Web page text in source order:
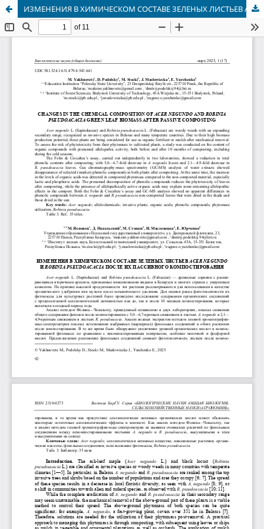
ИЗМЕНЕНИЯ В ХИМИЧЕСКОМ СОСТАВЕ ЗЕЛЕНЫХ ЛИСТЬЕВ ACER NEGUNDOИ ROBINIA PSEUDOACACIA ПОСЛЕ ИХ ПАССИВНОГО КОМПОСТИРОВАНИЯ